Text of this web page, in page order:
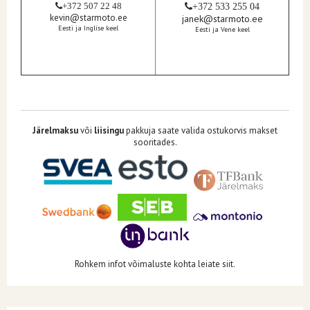
+372 507 22 48
kevin@starmoto.ee
Eesti ja Inglise keel
+372 533 255 04
janek@starmoto.ee
Eesti ja Vene keel
Järelmaksuvõi liisingupakkuja saate valida ostukorvis makset
sooritades.
Rohkem infot võimaluste kohta leiate siit.